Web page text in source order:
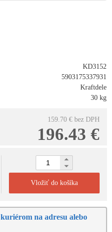
KD3152
5903175337931
Kraftdele
30 kg
159.70 € bez DPH
196.43 €
Vložiť do košíka
kuriérom na adresu alebo